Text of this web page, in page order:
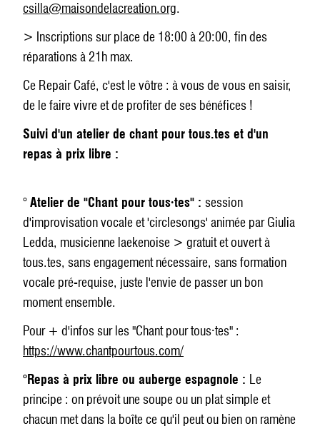
csilla@maisondelacreation.org.
> Inscriptions sur place de 18:00 à 20:00, fin des
réparations à 21h max.
Ce Repair Café, c'est le vôtre : à vous de vous en saisir,
de le faire vivre et de profiter de ses bénéfices !
Suivi d'un atelier de chant pour tous.tes et d'un
repas à prix libre :
°Atelier de "Chant pour tous·tes" : session
d'improvisation vocale et 'circlesongs' animée par Giulia
Ledda, musicienne laekenoise > gratuit et ouvert à
tous.tes, sans engagement nécessaire, sans formation
vocale pré-requise, juste l'envie de passer un bon
moment ensemble.
Pour + d'infos sur les "Chant pour tous·tes" :
https://www.chantpourtous.com/
°Repas à prix libre ou auberge espagnole : Le
principe : on prévoit une soupe ou un plat simple et
chacun met dans la boîte ce qu'il peut ou bien on ramène